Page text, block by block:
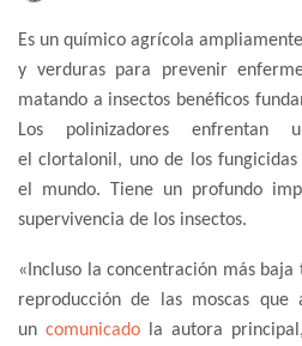
Es un químico agrícola
y verduras para prevenir
matando a insectos benéficos
Los polinizadores
el clortalonil, uno de los
el mundo. Tiene un profundo
supervivencia de los insectos.
«Incluso la concentración más
reproducción de las moscas que
un comunicado la autora